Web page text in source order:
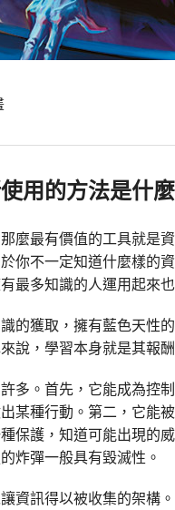
用的方法是什麼
麼最有價值的工具就是
你不一定知道什麼樣的
最多知識的人運用起來
的獲取，擁有藍色天性
說，學習本身就是其報
多。首先，它能成為控
某種行動。第二，它能
保護，知道可能出現的
炸彈一般具有毀滅性。
資訊得以被收集的架構